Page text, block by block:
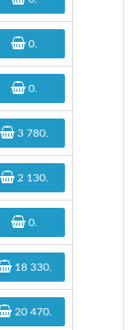
0
0
3 780
2 130
0
18 330.
20 470.